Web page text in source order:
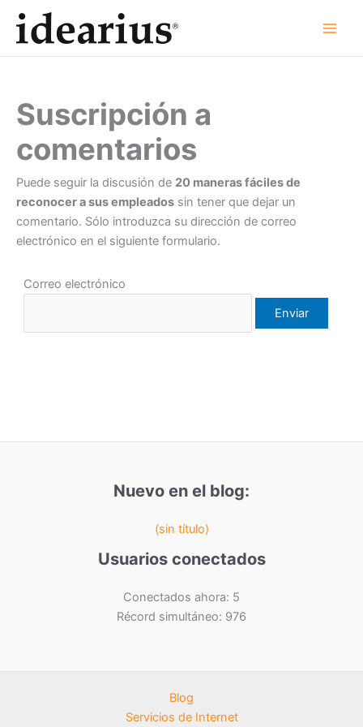
contenido
Suscripción a
comentarios
Puede seguir la discusión de 20 maneras fáciles de
reconocer a sus empleados sin tener que dejar un
comentario. Sólo introduzca su dirección de correo
electrónico en el siguiente formulario.
Correo electrónico
Nuevo en el blog:
(sin título)
Usuarios conectados
Conectados ahora: 5
Récord simultáneo: 976
Blog
Servicios de Internet